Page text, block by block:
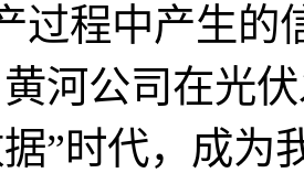
过程中产生的
河公司在光
”时代，成为